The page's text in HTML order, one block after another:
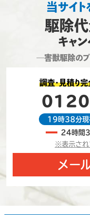
当サイ
駆除
キャ
―害獣駆除の
調査・見積り
19時38分現
24時間
※表示され
メー